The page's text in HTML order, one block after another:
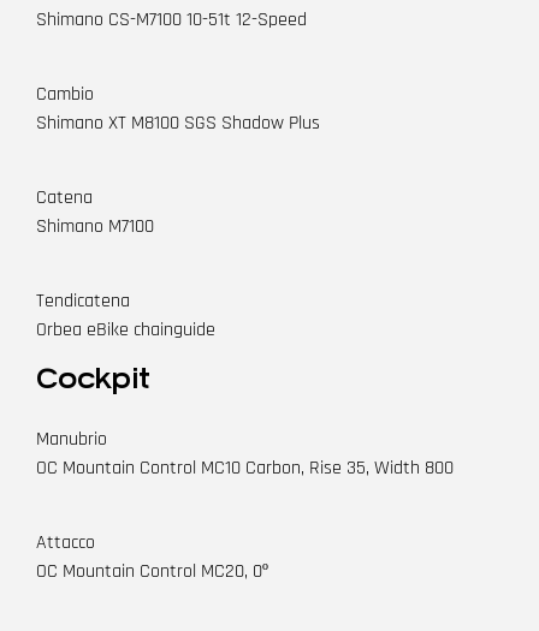
Shimano CS-M7100 10-51t 12-Speed
Cambio
Shimano XT M8100 SGS Shadow Plus
Catena
Shimano M7100
Tendicatena
Orbea eBike chainguide
Cockpit
Manubrio
OC Mountain Control MC10 Carbon, Rise 35, Width 800
Attacco
OC Mountain Control MC20, 0º